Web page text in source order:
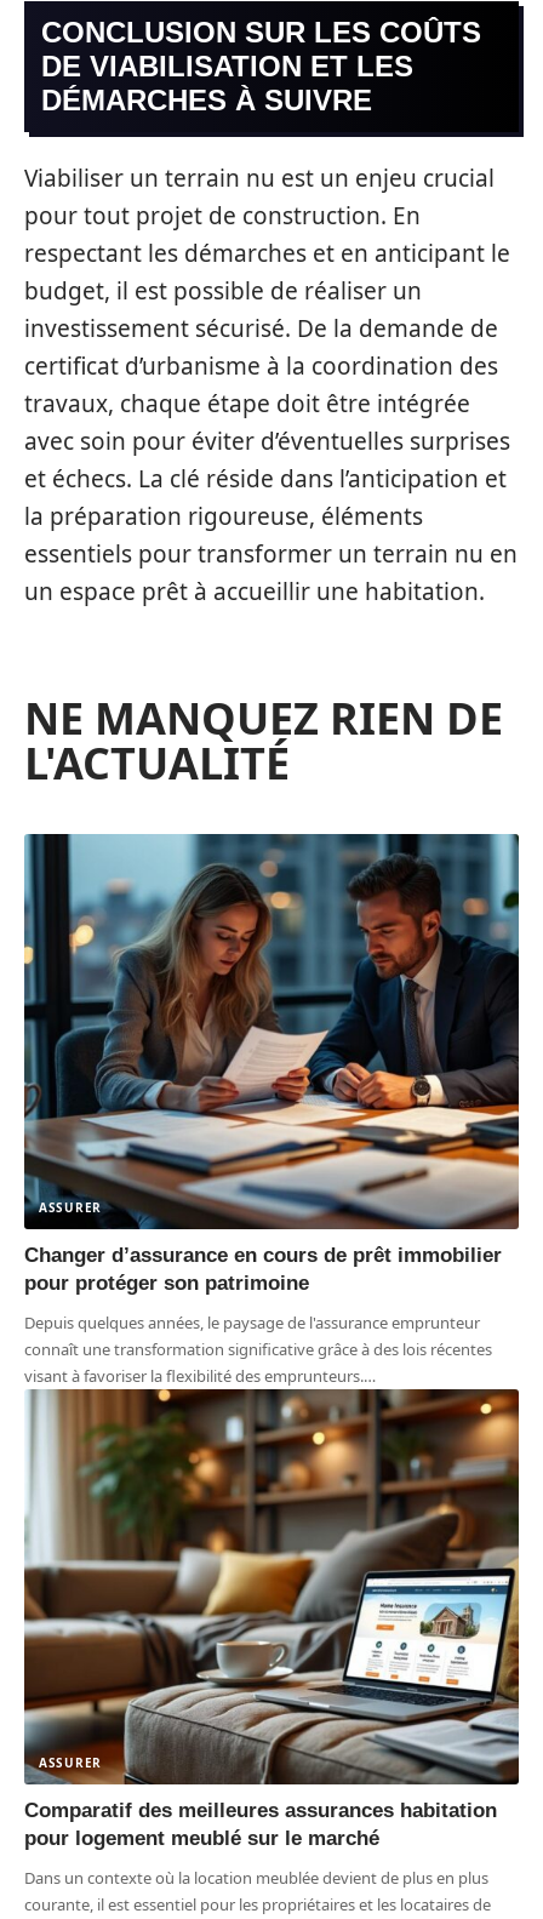
CONCLUSION SUR LES COÛTS
DE VIABILISATION ET LES
DÉMARCHES À SUIVRE
Viabiliser un terrain nu est un enjeu crucial
pour tout projet de construction. En
respectant les démarches et en anticipant le
budget, il est possible de réaliser un
investissement sécurisé. De la demande de
certificat d’urbanisme à la coordination des
travaux, chaque étape doit être intégrée
avec soin pour éviter d’éventuelles surprises
et échecs. La clé réside dans l’anticipation et
la préparation rigoureuse, éléments
essentiels pour transformer un terrain nu en
un espace prêt à accueillir une habitation.
NE MANQUEZ RIEN DE
L'ACTUALITÉ
ASSURER
Changer d’assurance en cours de prêt immobilier
pour protéger son patrimoine
Depuis quelques années, le paysage de l'assurance emprunteur
connaît une transformation significative grâce à des lois récentes
visant à favoriser la flexibilité des emprunteurs.…
ASSURER
Comparatif des meilleures assurances habitation
pour logement meublé sur le marché
Dans un contexte où la location meublée devient de plus en plus
courante, il est essentiel pour les propriétaires et les locataires de